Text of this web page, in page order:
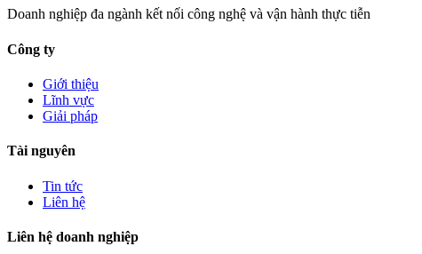
Doanh nghiệp đa ngành kết nối công nghệ và vận hành thực tiễn
Công ty
Giới thiệu
Lĩnh vực
Giải pháp
Tài nguyên
Tin tức
Liên hệ
Liên hệ doanh nghiệp